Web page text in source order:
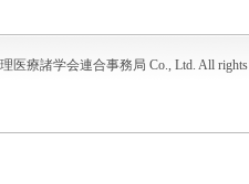
医療諸学会連合事務局 Co., Ltd. All rights